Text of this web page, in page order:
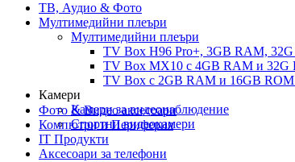
ТВ, Аудио & Фото
Мултимедийни плеъри
Мултимедийни плеъри
TV Box H96 Pro+, 3GB RAM,
TV Box MX10 с 4GB RAM и 32G
TV Box с 2GB RAM и 16GВ ROM
Камери
Камери за видеонаблюдение
Спортни видеокамери
Фото & Видео аксесоари
Компютри и Периферия
IT Продукти
Аксесоари за телефони